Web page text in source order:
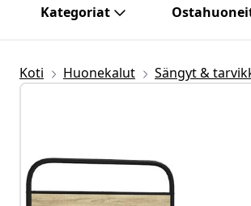
Kategoriat
Koti Huonekalut Sängyt &